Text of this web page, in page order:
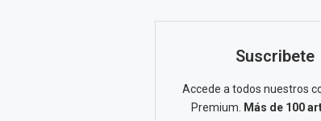
Suscribete
Accede a todos nuestros
Premium. Más de 100